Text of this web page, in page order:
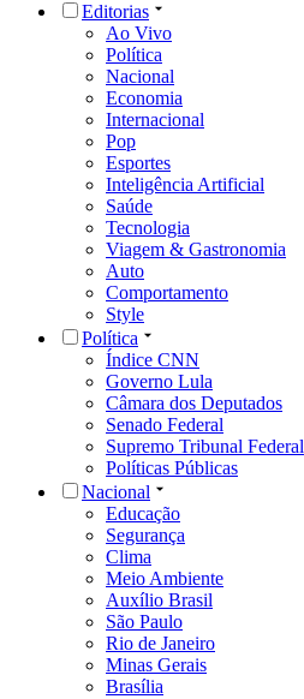
Editorias
Ao Vivo
Política
Nacional
Economia
Internacional
Pop
Esportes
Inteligência Artificial
Saúde
Tecnologia
Viagem & Gastronomia
Auto
Comportamento
Style
Política
Índice CNN
Governo Lula
Câmara dos Deputados
Senado Federal
Supremo Tribunal Federal
Políticas Públicas
Nacional
Educação
Segurança
Clima
Meio Ambiente
Auxílio Brasil
São Paulo
Rio de Janeiro
Minas Gerais
Brasília